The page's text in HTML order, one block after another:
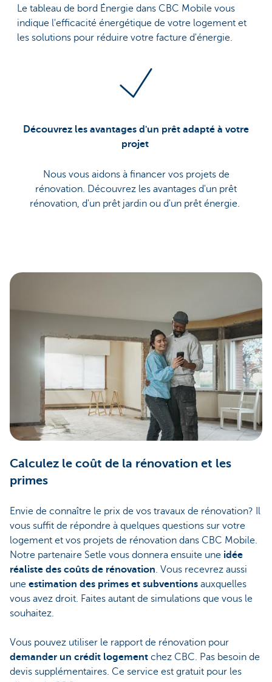
Le tableau de bord Énergie dans CBC Mobile vous
indique l'efficacité énergétique de votre logement et
les solutions pour réduire votre facture d'énergie.
Découvrez les avantages d'un prêt adapté à votre
projet
Nous vous aidons à financer vos projets de
rénovation. Découvrez les avantages d'un prêt
rénovation, d'un prêt jardin ou d'un prêt énergie.
Calculez le coût de la rénovation et les
primes
Envie de connaître le prix de vos travaux de rénovation? Il
vous suffit de répondre à quelques questions sur votre
logement et vos projets de rénovation dans CBC Mobile.
Notre partenaire Setle vous donnera ensuite une idée
réaliste des coûts de rénovation. Vous recevrez aussi
une estimation des primes et subventions auxquelles
vous avez droit. Faites autant de simulations que vous le
souhaitez.
Vous pouvez utiliser le rapport de rénovation pour
demander un crédit logement chez CBC. Pas besoin de
devis supplémentaires. Ce service est gratuit pour les